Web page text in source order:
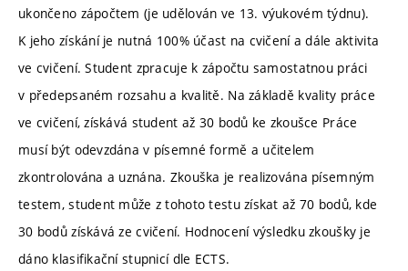
ukončeno zápočtem (je udělován ve 13. výukovém týdnu).
K jeho získání je nutná 100% účast na cvičení a dále aktivita
ve cvičení. Student zpracuje k zápočtu samostatnou práci
v předepsaném rozsahu a kvalitě. Na základě kvality práce
ve cvičení, získává student až 30 bodů ke zkoušce Práce
musí být odevzdána v písemné formě a učitelem
zkontrolována a uznána. Zkouška je realizována písemným
testem, student může z tohoto testu získat až 70 bodů, kde
30 bodů získává ze cvičení. Hodnocení výsledku zkoušky je
dáno klasifikační stupnicí dle ECTS.